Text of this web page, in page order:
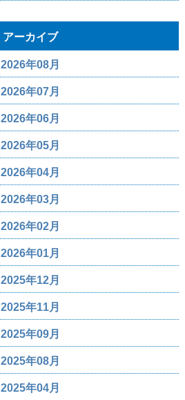
アーカイブ
2026年08月
2026年07月
2026年06月
2026年05月
2026年04月
2026年03月
2026年02月
2026年01月
2025年12月
2025年11月
2025年09月
2025年08月
2025年04月